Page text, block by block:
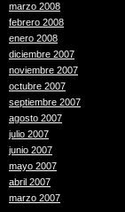
marzo 2008
febrero 2008
enero 2008
diciembre 2007
noviembre 2007
octubre 2007
septiembre 2007
agosto 2007
julio 2007
junio 2007
mayo 2007
abril 2007
marzo 2007